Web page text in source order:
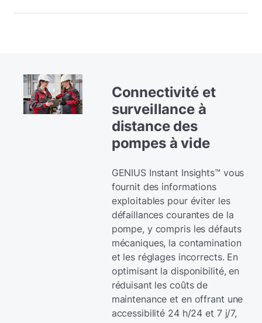
Connectivité et
surveillance à
distance des
pompes à vide
GENIUS Instant Insights™ vous
fournit des informations
exploitables pour éviter les
défaillances courantes de la
pompe, y compris les défauts
mécaniques, la contamination
et les réglages incorrects. En
optimisant la disponibilité, en
réduisant les coûts de
maintenance et en offrant une
accessibilité 24 h/24 et 7 j/7,